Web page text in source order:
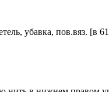
убавка, пов.вяз. [в